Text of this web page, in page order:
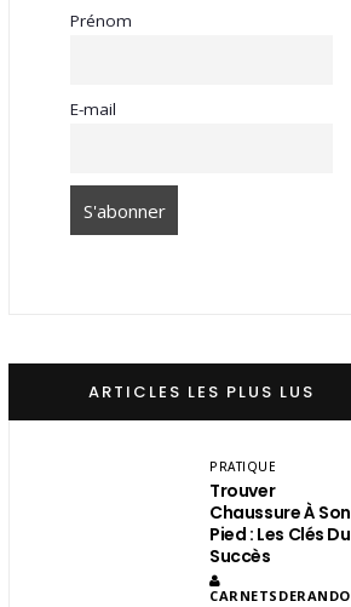
Prénom
E-mail
ARTICLES LES PLUS LUS
PRATIQUE
Trouver
Chaussure À Son
Pied : Les Clés Du
Succès
CARNETSDERANDO